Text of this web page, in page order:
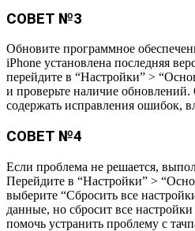
СОВЕТ №3
Обновите программное
iPhone установлена последняя
перейдите в “Настройки” >
и проверьте наличие
содержать исправления ошибок,
СОВЕТ №4
Если проблема не решается,
Перейдите в “Настройки” >
выберите “Сбросить все
данные, но сбросит все
помочь устранить проблему с